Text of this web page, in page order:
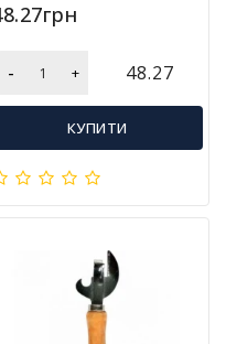
- + 48.27
КУПИТИ